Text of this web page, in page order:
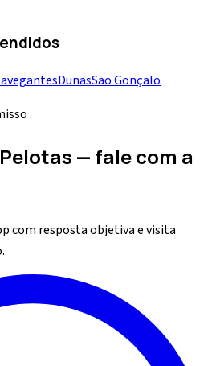
DunasSão Gonçalo
— fale com a
com resposta objetiva e visita